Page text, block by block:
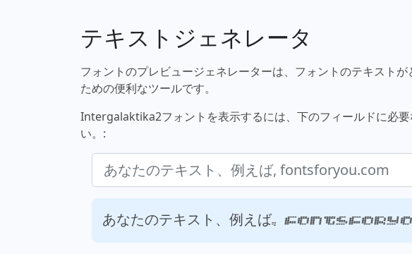
テキストジェネレータ
フォントのプレビュージェネレーターは、フォントのテキスト
ための便利なツールです。
Intergalaktika2フォントを表示するには、下のフィールドに必
い。:
あなたのテキスト、例えば,